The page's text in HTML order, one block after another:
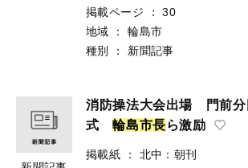
掲載ページ
：
30
地域
：
輪島市
種別
： 新聞記事
消防操法大会出場 門前分
式輪島市長ら激励
掲載紙 ：
北中：朝刊